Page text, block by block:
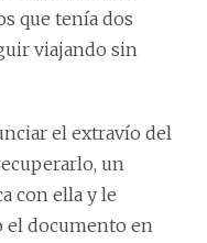
que tenía dos
viajando sin
el extravío del
un
con ella y le
el documento en